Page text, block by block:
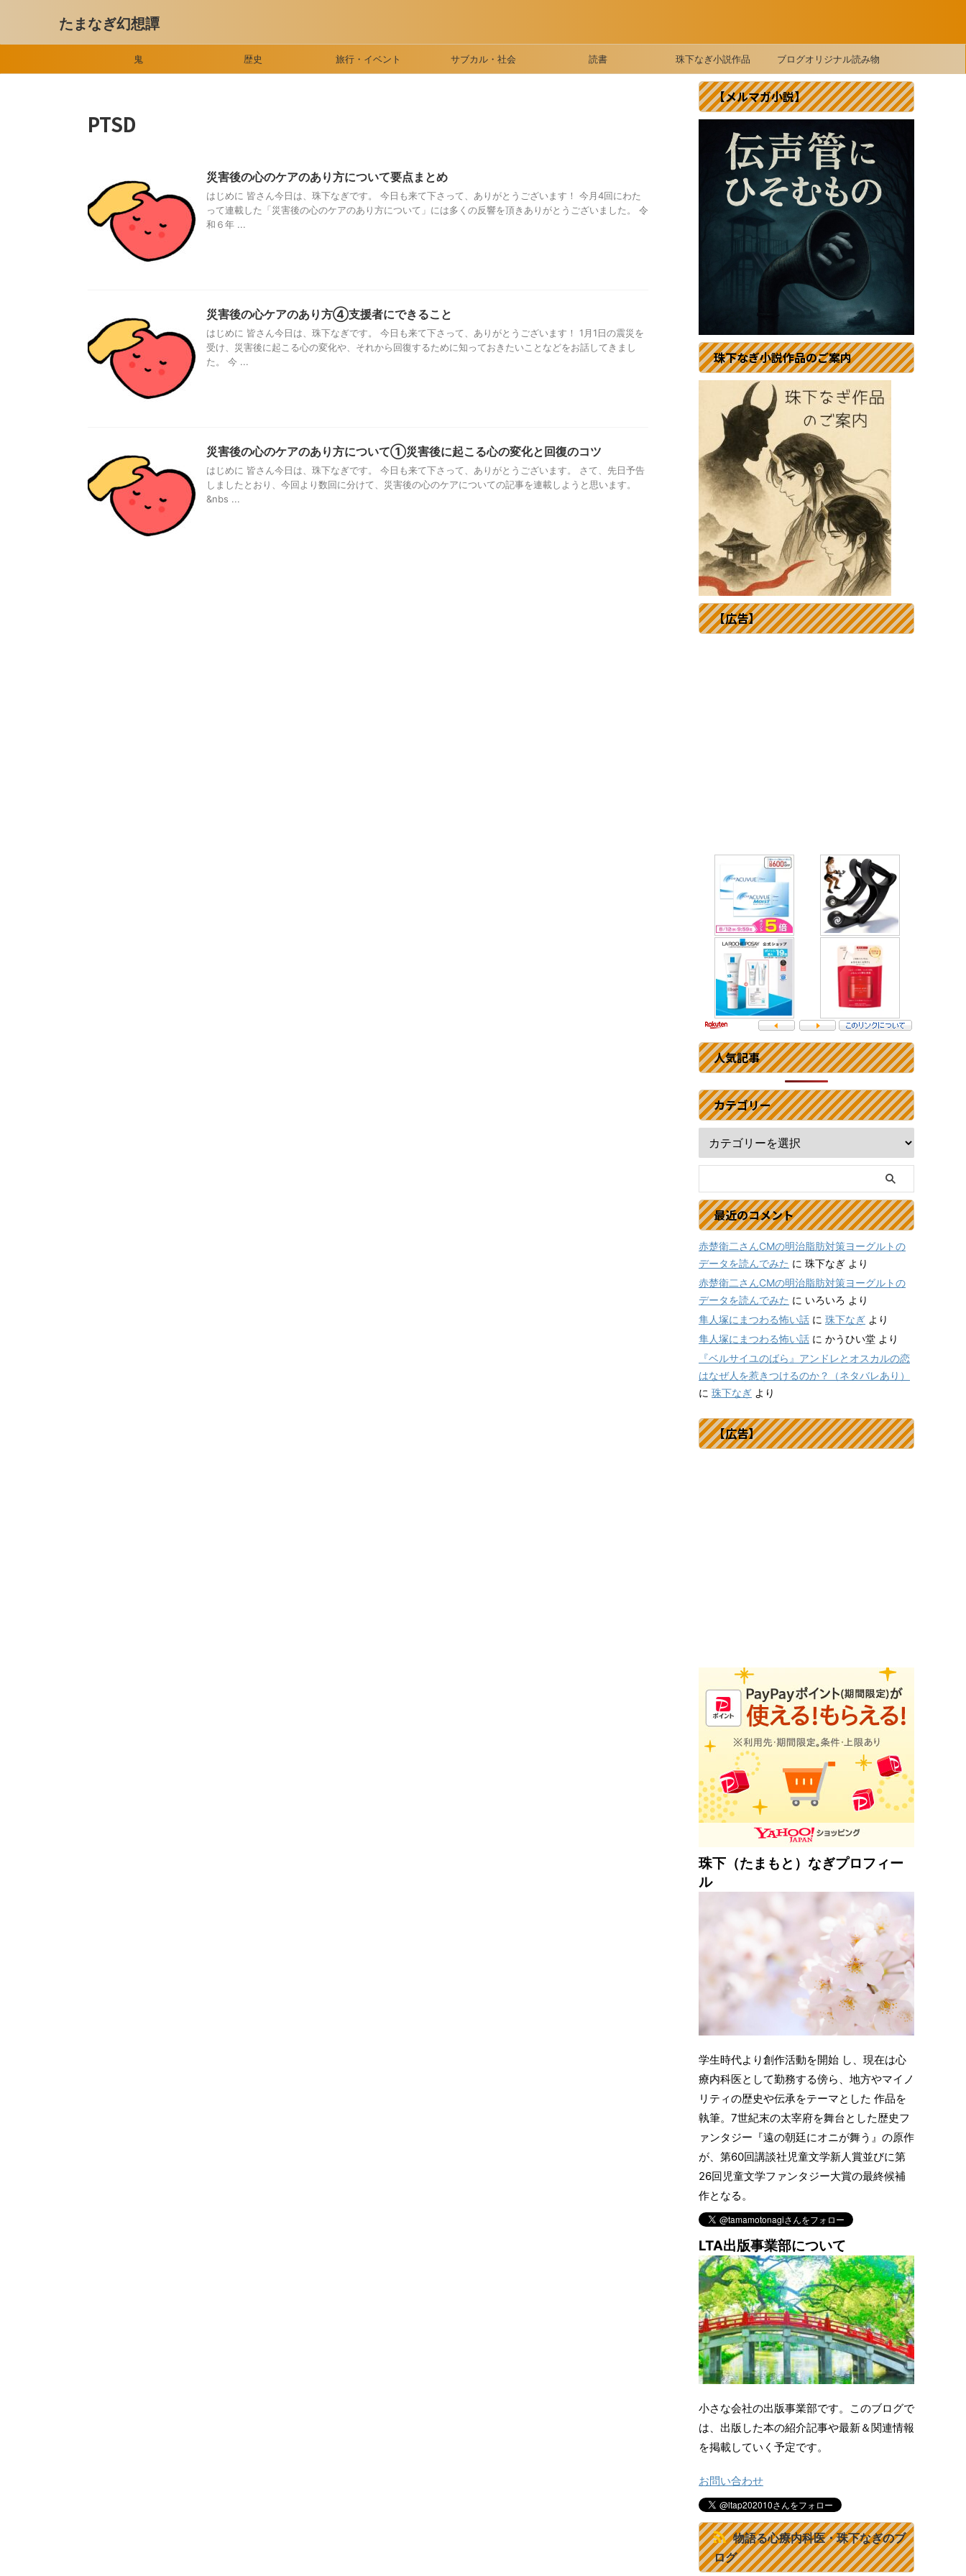
たまなぎ幻想譚
鬼 歴史 旅行・イベント サブカル・社会 読書 珠下なぎ小説作品 ブログオリジナル読み物
PTSD
災害後の心のケアのあり方について要点まとめ
はじめに 皆さん今日は、珠下なぎです。 今日も来て下さって、ありがとうございます！ 今月4回にわた
って連載した「災害後の心のケアのあり方について」には多くの反響を頂きありがとうございました。 令
和６年 ...
災害後の心ケアのあり方④支援者にできること
はじめに 皆さん今日は、珠下なぎです。 今日も来て下さって、ありがとうございます！ 1月1日の震災を
受け、災害後に起こる心の変化や、それから回復するために知っておきたいことなどをお話してきまし
た。 今 ...
災害後の心のケアのあり方について①災害後に起こる心の変化と回復のコツ
はじめに 皆さん今日は、珠下なぎです。 今日も来て下さって、ありがとうございます。 さて、先日予告
しましたとおり、今回より数回に分けて、災害後の心のケアについての記事を連載しようと思います。
&nbs ...
【メルマガ小説】
珠下なぎ小説作品のご案内
【広告】
人気記事
カテゴリー
最近のコメント
赤楚衛二さんCMの明治脂肪対策ヨーグルトの
データを読んでみた に 珠下なぎ より
赤楚衛二さんCMの明治脂肪対策ヨーグルトの
データを読んでみた に いろいろ より
隼人塚にまつわる怖い話 に 珠下なぎ より
隼人塚にまつわる怖い話 に かうひい堂 より
『ベルサイユのばら』アンドレとオスカルの恋
はなぜ人を惹きつけるのか？（ネタバレあり）
に 珠下なぎ より
【広告】
珠下（たまもと）なぎプロフィー
ル
学生時代より創作活動を開始 し、現在は心
療内科医として勤務する傍ら、地方やマイノ
リティの歴史や伝承をテーマとした 作品を
執筆。7世紀末の太宰府を舞台とした歴史フ
ァンタジー『遠の朝廷にオニが舞う』の原作
が、第60回講談社児童文学新人賞並びに第
26回児童文学ファンタジー大賞の最終候補
作となる。
LTA出版事業部について
小さな会社の出版事業部です。このブログで
は、出版した本の紹介記事や最新＆関連情報
を掲載していく予定です。
お問い合わせ
物語る心療内科医・珠下なぎのブ
ログ